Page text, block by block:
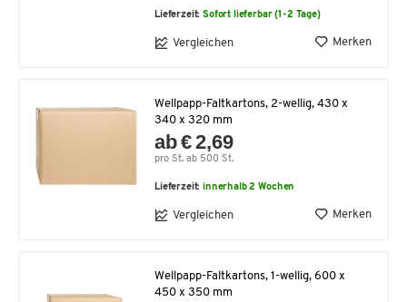
Lieferzeit:Sofort lieferbar (1-2 Tage)
Vergleichen Merken
Wellpapp-Faltkartons, 2-wellig, 430 x
340 x 320 mm
ab € 2,69
pro St. ab 500 St.
Lieferzeit:innerhalb 2 Wochen
Vergleichen Merken
Wellpapp-Faltkartons, 1-wellig, 600 x
450 x 350 mm